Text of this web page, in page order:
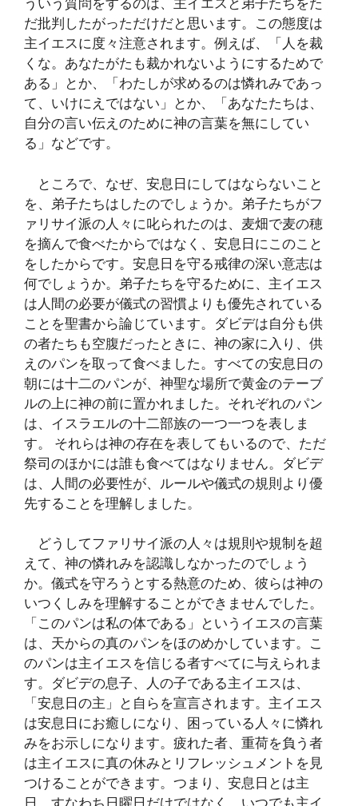
ういう質問をするのは、主イエスと弟子たちをた
だ批判したがっただけだと思います。この態度は
主イエスに度々注意されます。例えば、「人を裁
くな。あなたがたも裁かれないようにするためで
ある」とか、「わたしが求めるのは憐れみであっ
て、いけにえではない」とか、「あなたたちは、
自分の言い伝えのために神の言葉を無にしてい
る」などです。
ところで、なぜ、安息日にしてはならないこと
を、弟子たちはしたのでしょうか。弟子たちがフ
ァリサイ派の人々に叱られたのは、麦畑で麦の穂
を摘んで食べたからではなく、安息日にこのこと
をしたからです。安息日を守る戒律の深い意志は
何でしょうか。弟子たちを守るために、主イエス
は人間の必要が儀式の習慣よりも優先されている
ことを聖書から論じています。ダビデは自分も供
の者たちも空腹だったときに、神の家に入り、供
えのパンを取って食べました。すべての安息日の
朝には十二のパンが、神聖な場所で黄金のテーブ
ルの上に神の前に置かれました。それぞれのパン
は、イスラエルの十二部族の一つ一つを表しま
す。 それらは神の存在を表してもいるので、ただ
祭司のほかには誰も食べてはなりません。ダビデ
は、人間の必要性が、ルールや儀式の規則より優
先することを理解しました。
どうしてファリサイ派の人々は規則や規制を超
えて、神の憐れみを認識しなかったのでしょう
か。儀式を守ろうとする熱意のため、彼らは神の
いつくしみを理解することができませんでした。
「このパンは私の体である」というイエスの言葉
は、天からの真のパンをほのめかしています。こ
のパンは主イエスを信じる者すべてに与えられま
す。ダビデの息子、人の子である主イエスは、
「安息日の主」と自らを宣言されます。主イエス
は安息日にお癒しになり、困っている人々に憐れ
みをお示しになります。疲れた者、重荷を負う者
は主イエスに真の休みとリフレッシュメントを見
つけることができます。つまり、安息日とは主
日、すなわち日曜日だけではなく、いつでも主イ